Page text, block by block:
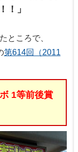
！」
ところで、
第614回（2011
1等前後賞